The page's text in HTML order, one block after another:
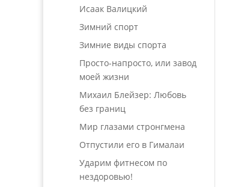
Исаак Валицкий
Зимний спорт
Зимние виды спорта
Просто-напросто, или завод
моей жизни
Михаил Блейзер: Любовь
без границ
Мир глазами стронгмена
Отпустили его в Гималаи
Ударим фитнесом по
нездоровью!